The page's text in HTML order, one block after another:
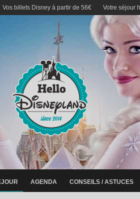
Vos billets Disney à partir de 56€ Votre séjour
AGENDA CONSEILS / ASTUCES